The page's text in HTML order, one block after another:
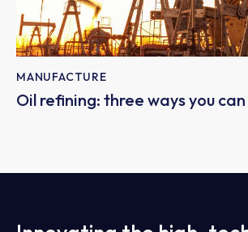
MANUFACTURE
Oil refining: three ways you